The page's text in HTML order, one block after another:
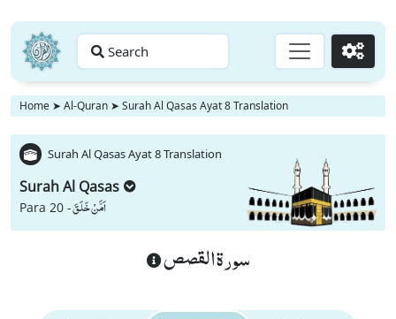
Search Go
Home ➤ Al-Quran ➤ Surah Al Qasas Ayat 8 Translation
Surah Al Qasas Ayat 8 Translation
Surah Al Qasas
Para 20 -اَمَّنْ خَلَقَ
سورة القصص